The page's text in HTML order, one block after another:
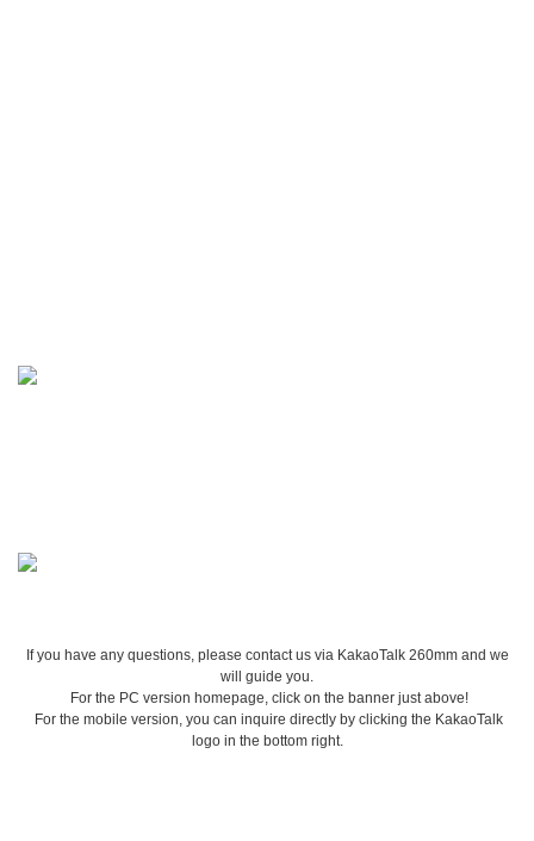
If you have any questions, please contact us via KakaoTalk 260mm and we
will guide you.
For the PC version homepage, click on the banner just above!
For the mobile version, you can inquire directly by clicking the KakaoTalk
logo in the bottom right.